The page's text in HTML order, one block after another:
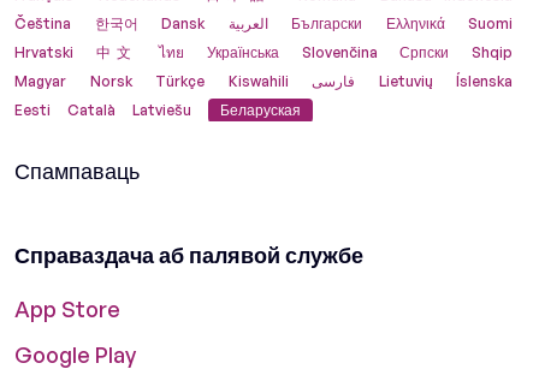
Čeština
한국어 Dansk العربية Български Ελληνικά
Suomi
Hrvatski
中文 ไทย Українська Slovenčina Српски
Shqip
Magyar
Norsk Türkçe Kiswahili فارسی Lietuvių
Íslenska
Eesti
Català Latviešu Беларуская
Спампаваць
Справаздача аб палявой службе
App Store
Google Play